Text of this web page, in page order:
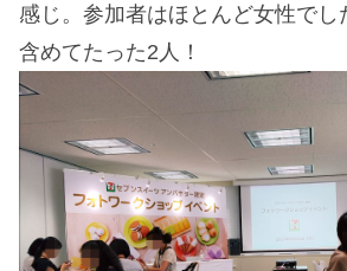
感じ。参加者はほとんど女性でし
含めてたった2人！